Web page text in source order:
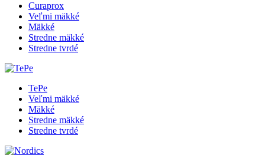
Curaprox
Veľmi mäkké
Mäkké
Stredne mäkké
Stredne tvrdé
TePe
Veľmi mäkké
Mäkké
Stredne mäkké
Stredne tvrdé